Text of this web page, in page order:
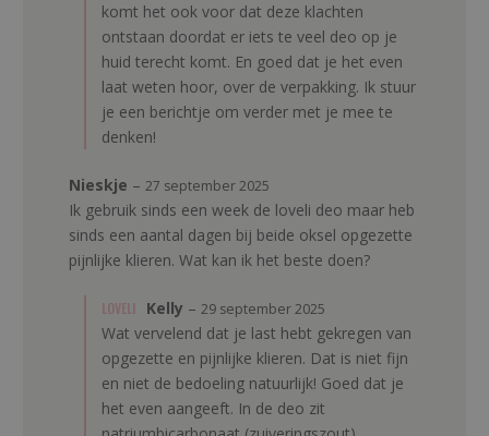
komt het ook voor dat deze klachten
ontstaan doordat er iets te veel deo op je
huid terecht komt. En goed dat je het even
laat weten hoor, over de verpakking. Ik stuur
je een berichtje om verder met je mee te
denken!
Nieskje – 27 september 2025
Ik gebruik sinds een week de loveli deo maar heb
sinds een aantal dagen bij beide oksel opgezette
pijnlijke klieren. Wat kan ik het beste doen?
LOVELI Kelly – 29 september 2025
Wat vervelend dat je last hebt gekregen van
opgezette en pijnlijke klieren. Dat is niet fijn
en niet de bedoeling natuurlijk! Goed dat je
het even aangeeft. In de deo zit